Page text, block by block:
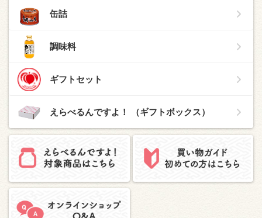
缶詰
調味料
ギフトセット
えらべるんですよ！ （ギフトボックス）